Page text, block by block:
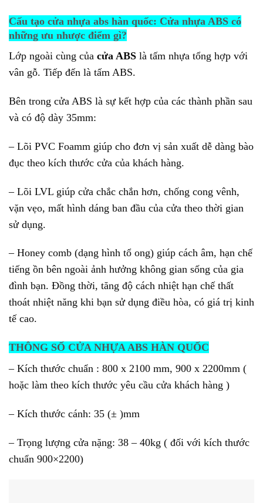
Cấu tạo cửa nhựa abs hàn quốc: Cửa nhựa ABS có
những ưu nhược điểm gì?
Lớp ngoài cùng của cửa ABS là tấm nhựa tổng hợp với
vân gỗ. Tiếp đến là tấm ABS.
Bên trong cửa ABS là sự kết hợp của các thành phần sau
và có độ dày 35mm:
– Lõi PVC Foamm giúp cho đơn vị sản xuất dễ dàng bào
đục theo kích thước cửa của khách hàng.
– Lõi LVL giúp cửa chắc chắn hơn, chống cong vênh,
vặn vẹo, mất hình dáng ban đầu của cửa theo thời gian
sử dụng.
– Honey comb (dạng hình tổ ong) giúp cách âm, hạn chế
tiếng ồn bên ngoài ảnh hưởng không gian sống của gia
đình bạn. Đồng thời, tăng độ cách nhiệt hạn chế thất
thoát nhiệt năng khi bạn sử dụng điều hòa, có giá trị kinh
tế cao.
THÔNG SỐ CỬA NHỰA ABS HÀN QUỐC
– Kích thước chuẩn : 800 x 2100 mm, 900 x 2200mm (
hoặc làm theo kích thước yêu cầu cửa khách hàng )
– Kích thước cánh: 35 (± )mm
– Trọng lượng cửa nặng: 38 – 40kg ( đối với kích thước
chuẩn 900×2200)